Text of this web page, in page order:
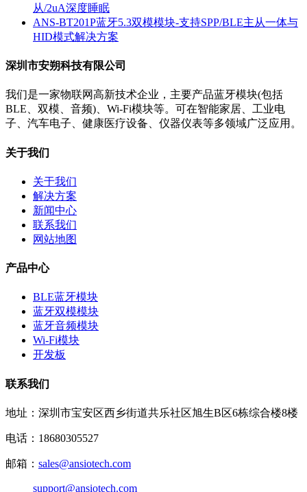
从/2uA深度睡眠
ANS-BT201P蓝牙5.3双模模块-支持SPP/BLE主从一体与
HID模式解决方案
深圳市安朔科技有限公司
我们是一家物联网高新技术企业，主要产品蓝牙模块(包括
BLE、双模、音频)、Wi-Fi模块等。可在智能家居、工业电
子、汽车电子、健康医疗设备、仪器仪表等多领域广泛应用。
关于我们
关于我们
解决方案
新闻中心
联系我们
网站地图
产品中心
BLE蓝牙模块
蓝牙双模模块
蓝牙音频模块
Wi-Fi模块
开发板
联系我们
地址：深圳市宝安区西乡街道共乐社区旭生B区6栋综合楼8楼
电话：18680305527
邮箱： sales@ansiotech.com
support@ansiotech.com